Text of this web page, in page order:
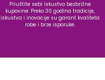
Priuštite sebi iskustvo bezbrižne
kupovine. Preko 30 godina tradicije,
iskustva i inovacije su garant kvaliteta
robe i brze isporuke.